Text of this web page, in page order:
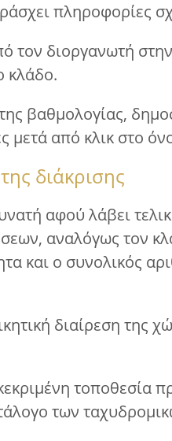
πληροφορίες
τον διοργανωτή
κλάδο.
βαθμολογίας,
μετά από κλικ στο
διάκρισης
αφού λάβει
αναλόγως τον
και ο συνολικός
διαίρεση της
τοποθεσία
των